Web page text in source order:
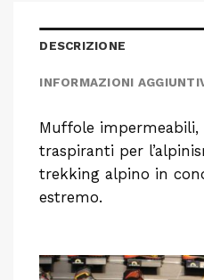
DESCRIZIONE
INFORMAZIONI
Muffole impermeabili,
traspiranti per
trekking alpino in
estremo.